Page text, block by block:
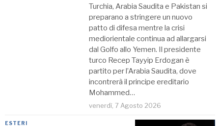
Turchia, Arabia Saudita e Pakistan si
preparano a stringere un nuovo
patto di difesa mentre la crisi
mediorientale continua ad allargarsi
dal Golfo allo Yemen. Il presidente
turco Recep Tayyip Erdogan è
partito per l’Arabia Saudita, dove
incontrerà il principe ereditario
Mohammed…
venerdì, 7 Agosto 2026
ESTERI